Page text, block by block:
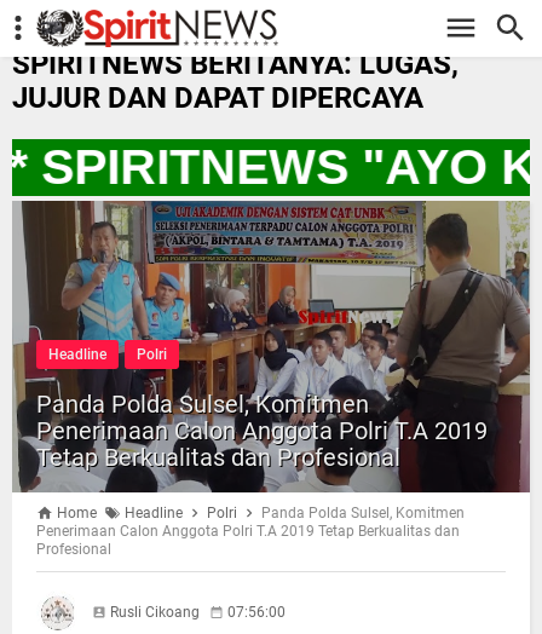
-->
SPIRITNEWS BERITANYA: LUGAS,
JUJUR DAN DAPAT DIPERCAYA
"AYO
Headline Polri
Panda Polda Sulsel, Komitmen
Penerimaan Calon Anggota Polri T.A 2019
Tetap Berkualitas dan Profesional
Home Headline Polri
Panda Polda Sulsel, Komitmen
Penerimaan Calon Anggota Polri T.A 2019 Tetap Berkualitas dan
Profesional
Rusli Cikoang 07:56:00